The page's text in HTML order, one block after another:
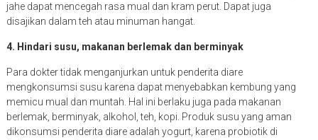
jahe dapat mencegah rasa mual dan kram perut. Dapat juga
disajikan dalam teh atau minuman hangat.
4. Hindari susu, makanan berlemak dan berminyak
Para dokter tidak menganjurkan untuk penderita diare
mengkonsumsi susu karena dapat menyebabkan kembung yang
memicu mual dan muntah. Hal ini berlaku juga pada makanan
berlemak, berminyak, alkohol, teh, kopi. Produk susu yang aman
dikonsumsi penderita diare adalah yogurt, karena probiotik di